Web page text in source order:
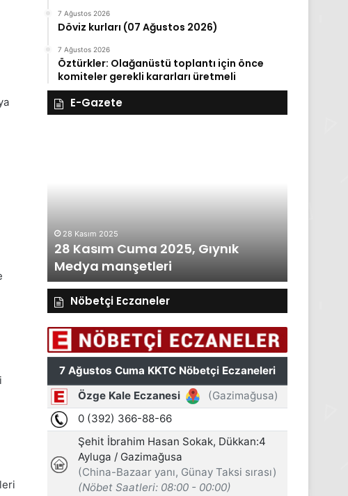
7 Ağustos 2026
Döviz kurları (07 Ağustos 2026)
7 Ağustos 2026
Öztürkler: Olağanüstü toplantı için önce
komiteler gerekli kararları üretmeli
E-Gazete
2025, Gıynık
27 Kasım Perşembe 2025,
Medya manşetleri
Nöbetçi Eczaneler